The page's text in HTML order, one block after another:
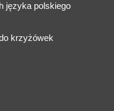
języka polskiego
krzyżówek